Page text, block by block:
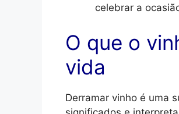
celebrar a
O que o
vida
Derramar vinho é uma